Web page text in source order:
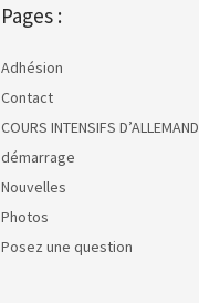
Pages :
Adhésion
Contact
COURS INTENSIFS D’ALLEMAND
démarrage
Nouvelles
Photos
Posez une question